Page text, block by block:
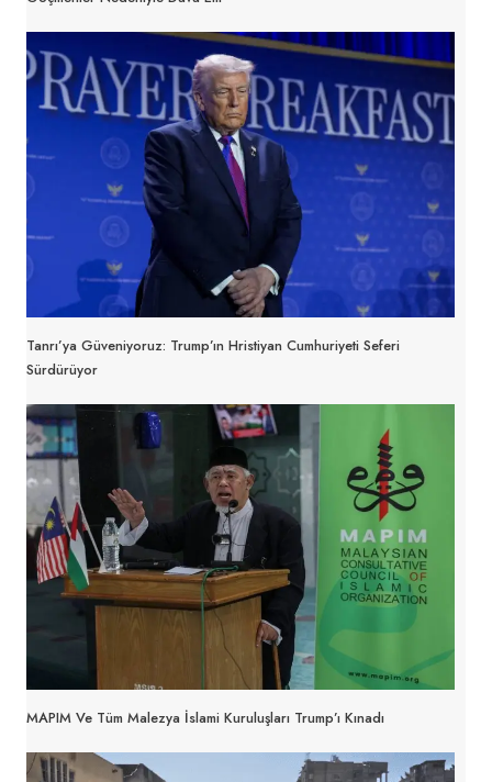
Tanrı’ya Güveniyoruz: Trump’ın Hristiyan Cumhuriyeti Seferi
Sürdürüyor
MAPIM Ve Tüm Malezya İslami Kuruluşları Trump’ı Kınadı